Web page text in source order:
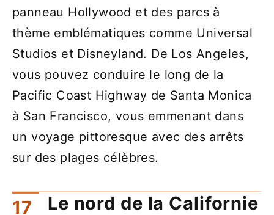
panneau Hollywood et des parcs à
thème emblématiques comme Universal
Studios et Disneyland. De Los Angeles,
vous pouvez conduire le long de la
Pacific Coast Highway de Santa Monica
à San Francisco, vous emmenant dans
un voyage pittoresque avec des arrêts
sur des plages célèbres.
Le nord de la Californie